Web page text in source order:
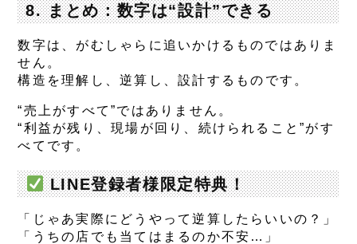
8. まとめ：数字は“設計”できる
数字は、がむしゃらに追いかけるものではありま
せん。
構造を理解し、逆算し、設計するもの です。
“売上がすべて”ではありません。
“利益が残り、現場が回り、続けられること”がす
べてです。
LINE登録者様限定特典！
「じゃあ実際にどうやって逆算したらいいの？」
「うちの店でも当てはまるのか不安…」